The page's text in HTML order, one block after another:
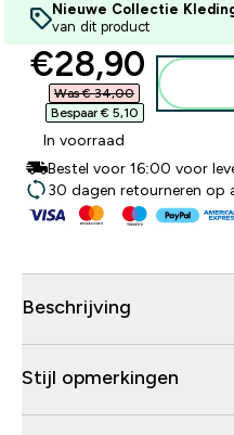
Nieuwe Collectie
van dit product
discounted
€28,90‎
Was € 34,00‎
Bespaar € 5,10‎
In voorraad
Bestel voor 16:00 voor
30 dagen retourneren op
Beschrijving
Stijl opmerkingen